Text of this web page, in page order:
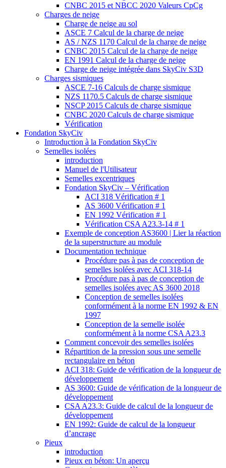
CNBC 2015 et NBCC 2020 Valeurs CpCg
Charges de neige
Charge de neige au sol
ASCE 7 Calcul de la charge de neige
AS / NZS 1170 Calcul de la charge de neige
CNBC 2015 Calcul de la charge de neige
EN 1991 Calcul de la charge de neige
Charge de neige intégrée dans SkyCiv S3D
Charges sismiques
ASCE 7-16 Calculs de charge sismique
NZS 1170.5 Calculs de charge sismique
NSCP 2015 Calculs de charge sismique
CNBC 2020 Calculs de charge sismique
Vérification
Fondation SkyCiv
Introduction à la Fondation SkyCiv
Semelles isolées
introduction
Manuel de l'Utilisateur
Semelles excentriques
Fondation SkyCiv – Vérification
ACI 318 Vérification # 1
AS 3600 Vérification # 1
EN 1992 Vérification # 1
Vérification CSA A23.3-14 # 1
Exemple de conception AS3600 | Lier la réaction
de la superstructure au module
Documentation technique
Procédure pas à pas de conception de
semelles isolées avec ACI 318-14
Procédure pas à pas de conception de
semelles isolées avec AS 3600 2018
Conception de semelles isolées
conformément à la norme EN 1992 & EN
1997
Conception de la semelle isolée
conformément à la norme CSA A23.3
Comment concevoir des semelles isolées
Répartition de la pression sous une semelle
rectangulaire en béton
ACI 318: Guide de vérification de la longueur de
développement
AS 3600: Guide de vérification de la longueur de
développement
CSA A23.3: Guide de calcul de la longueur de
développement
EN 1992: Guide de calcul de la longueur
d’ancrage
Pieux
introduction
Pieux en béton: Un aperçu